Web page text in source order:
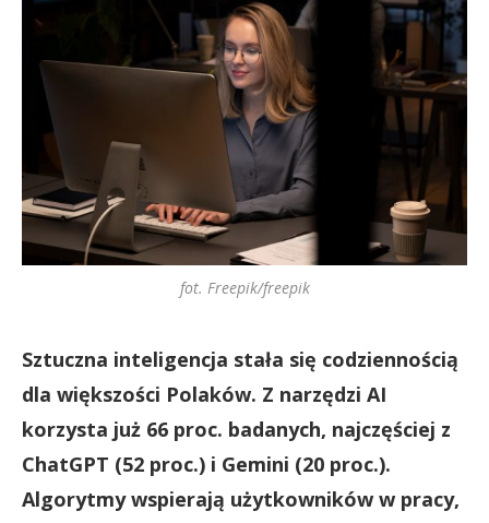
fot. Freepik/freepik
Sztuczna inteligencja stała się codziennością
dla większości Polaków. Z narzędzi AI
korzysta już 66 proc. badanych, najczęściej z
ChatGPT (52 proc.) i Gemini (20 proc.).
Algorytmy wspierają użytkowników w pracy,